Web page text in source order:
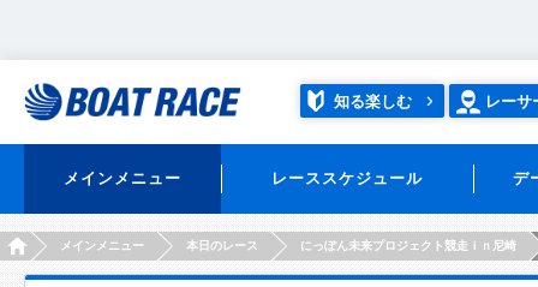
知る楽しむ レーサ
メインメニュー レーススケジュール デ
HOMEメインメニュー 本日のレース にっぽん未来プロジェクト競走ｉｎ尼崎